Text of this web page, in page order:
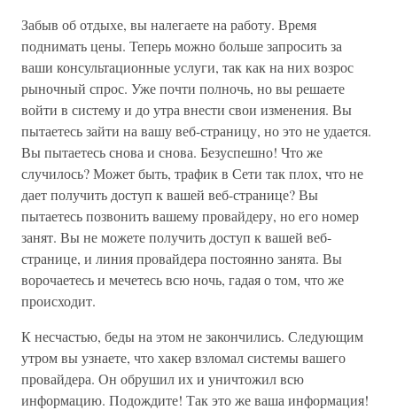
Забыв об отдыхе, вы налегаете на работу. Время
поднимать цены. Теперь можно больше запросить за
ваши консультационные услуги, так как на них возрос
рыночный спрос. Уже почти полночь, но вы решаете
войти в систему и до утра внести свои изменения. Вы
пытаетесь зайти на вашу веб-страницу, но это не удается.
Вы пытаетесь снова и снова. Безуспешно! Что же
случилось? Может быть, трафик в Сети так плох, что не
дает получить доступ к вашей веб-странице? Вы
пытаетесь позвонить вашему провайдеру, но его номер
занят. Вы не можете получить доступ к вашей веб-
странице, и линия провайдера постоянно занята. Вы
ворочаетесь и мечетесь всю ночь, гадая о том, что же
происходит.
К несчастью, беды на этом не закончились. Следующим
утром вы узнаете, что хакер взломал системы вашего
провайдера. Он обрушил их и уничтожил всю
информацию. Подождите! Так это же ваша информация!